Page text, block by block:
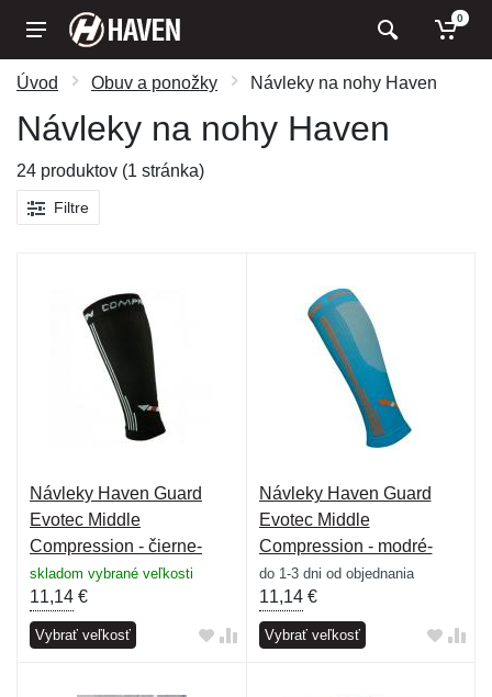
0
Úvod Obuv a ponožky Návleky na nohy Haven
Návleky na nohy Haven
24 produktov (1 stránka)
Filtre
Návleky Haven Guard
Evotec Middle
Compression - čierne-
biele
skladom vybrané veľkosti
11,14 €
Vybrať veľkosť
Návleky Haven Guard
Evotec Middle
Compression - modré-
oranžové
do 1-3 dni od objednania
11,14€
Vybrať veľkosť